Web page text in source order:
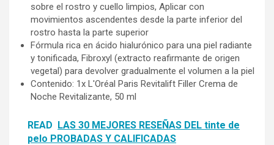
sobre el rostro y cuello limpios, Aplicar con
movimientos ascendentes desde la parte inferior del
rostro hasta la parte superior
Fórmula rica en ácido hialurónico para una piel radiante
y tonificada, Fibroxyl (extracto reafirmante de origen
vegetal) para devolver gradualmente el volumen a la piel
Contenido: 1x L'Oréal Paris Revitalift Filler Crema de
Noche Revitalizante, 50 ml
READ LAS 30 MEJORES RESEÑAS DEL tinte de
pelo PROBADAS Y CALIFICADAS